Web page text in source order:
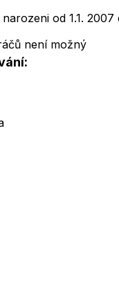
od 1.1. 2007
není možný